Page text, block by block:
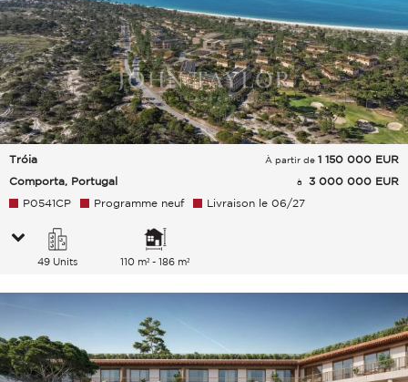
Tróia
Comporta, Portugal
À partir de 1 150 000 EUR
à
3 000 000 EUR
P0541CP
Programme neuf Livraison le 06/27
49 Units 110 m² - 186 m²